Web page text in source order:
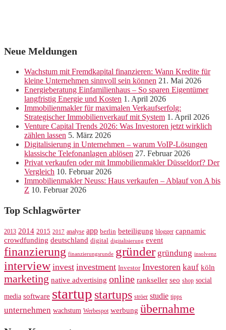
Neue Meldungen
Wachstum mit Fremdkapital finanzieren: Wann Kredite für
kleine Unternehmen sinnvoll sein können 21. Mai 2026
Energieberatung Einfamilienhaus – So sparen Eigentümer
langfristig Energie und Kosten 1. April 2026
Immobilienmakler für maximalen Verkaufserfolg:
Strategischer Immobilienverkauf mit System 1. April 2026
Venture Capital Trends 2026: Was Investoren jetzt wirklich
zählen lassen 5. März 2026
Digitalisierung in Unternehmen – warum VoIP-Lösungen
klassische Telefonanlagen ablösen 27. Februar 2026
Privat verkaufen oder mit Immobilienmakler Düsseldorf? Der
Vergleich 10. Februar 2026
Immobilienmakler Neuss: Haus verkaufen – Ablauf von A bis
Z 10. Februar 2026
Top Schlagwörter
2013 2014 2015 2017 analyse app berlin beteiligung blogger capnamic
crowdfunding deutschland digital digitalisierung event
finanzierung finanzierungsrunde gründer gründung insolvenz
interview invest investment Investor Investoren kauf köln
marketing native advertising online rankseller seo shop social
media software startup startups ströer studie tipps
unternehmen wachstum Werbespot werbung übernahme